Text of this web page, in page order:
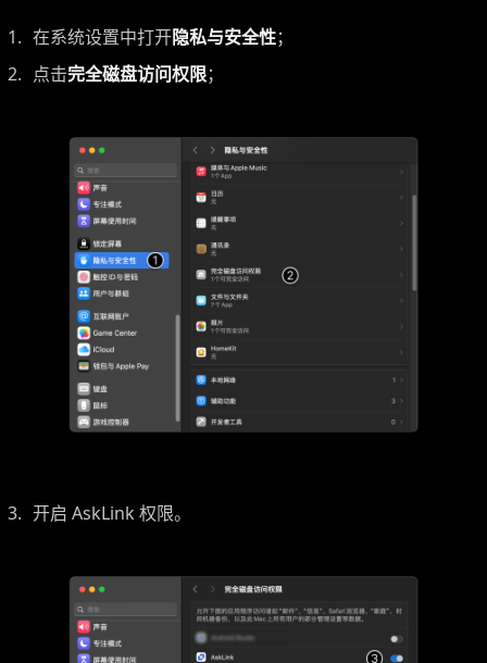
在系统设置中打开隐私与安全性；
点击完全磁盘访问权限；
开启 AskLink 权限。